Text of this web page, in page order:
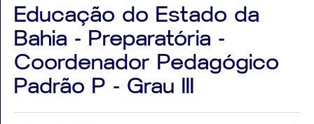
Aprovados
Educação do Estado da
Bahia - Preparatória -
Coordenador Pedagógico
Padrão P - Grau III